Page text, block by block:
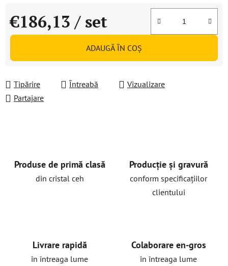
€186,13 / set
Evaluare preţ:
ADAUGĂ ÎN COŞ
Tipărire Întreabă
Vizualizare
Partajare
Produse de primă clasă
din cristal ceh
Producție și gravură
conform specificațiilor
clientului
Livrare rapidă
în întreaga lume
Colaborare en-gros
în întreaga lume